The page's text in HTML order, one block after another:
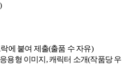
에 붙여 제출(출품 수 자유)
용형 이미지, 캐릭터 소개(작품당 우